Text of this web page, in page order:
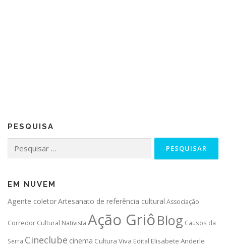
PESQUISA
por:
EM NUVEM
Agente coletorArtesanato de referência cultural Associação
Corredor Cultural Nativista Ação GriôBlog Causos da
Serra Cineclube cinema Cultura Viva Edital Elisabete Anderle